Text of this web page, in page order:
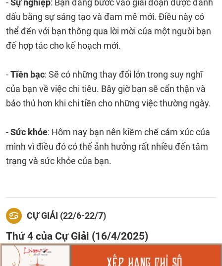
-Sự nghiệp: Bạn đang bước vào giai đoạn được đánh
dấu bằng sự sáng tạo và đam mê mới. Điều này có
thể đến với bạn thông qua lời mời của một người bạn
để hợp tác cho kế hoạch mới.
-Tiền bạc: Sẽ có những thay đổi lớn trong suy nghĩ
của bạn về việc chi tiêu. Bây giờ bạn sẽ cẩn thận và
bảo thủ hơn khi chi tiền cho những việc thường ngày.
-Sức khỏe: Hôm nay bạn nên kiềm chế cảm xúc của
mình vì điều đó có thể ảnh hưởng rất nhiều đến tâm
trạng và sức khỏe của bạn.
CỰ GIẢI (22/6-22/7)
Thứ 4 của Cự Giải (16/4/2025)